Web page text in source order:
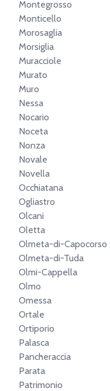
Montegrosso
Monticello
Morosaglia
Morsiglia
Muracciole
Murato
Muro
Nessa
Nocario
Noceta
Nonza
Novale
Novella
Occhiatana
Ogliastro
Olcani
Oletta
Olmeta-di-Capocorso
Olmeta-di-Tuda
Olmi-Cappella
Olmo
Omessa
Ortale
Ortiporio
Palasca
Pancheraccia
Parata
Patrimonio